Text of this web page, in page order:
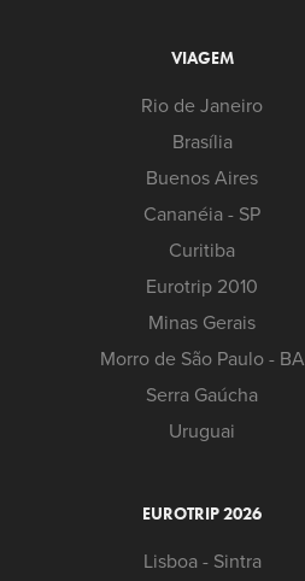
VIAGEM
Rio de Janeiro
Brasília
Buenos Aires
Cananéia - SP
Curitiba
Eurotrip 2010
Minas Gerais
Morro de São Paulo - BA
Serra Gaúcha
Uruguai
EUROTRIP 2026
Lisboa - Sintra